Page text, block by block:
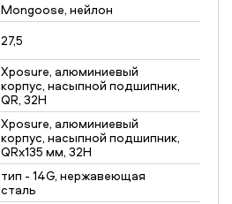
Mongoose, нейлон
27,5
Xposure, алюминиевый
корпус, насыпной подшипник,
QR, 32H
Xposure, алюминиевый
корпус, насыпной подшипник,
QRх135 мм, 32H
тип - 14G, нержавеющая
сталь